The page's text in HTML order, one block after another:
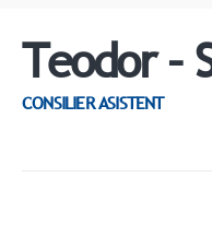
Teodor –
CONSILIER ASISTENT